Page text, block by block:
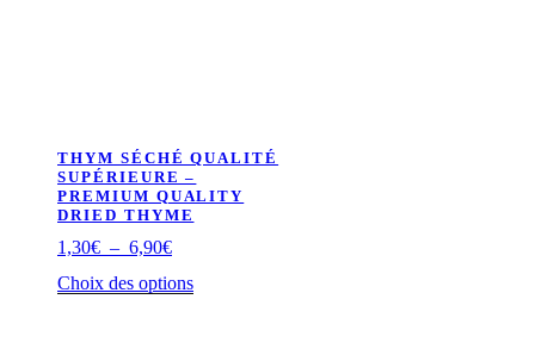
THYM SÉCHÉ QUALITÉ
SUPÉRIEURE –
PREMIUM QUALITY
DRIED THYME
1,30€ – 6,90€Plage
prix :
Choix des optionsCe